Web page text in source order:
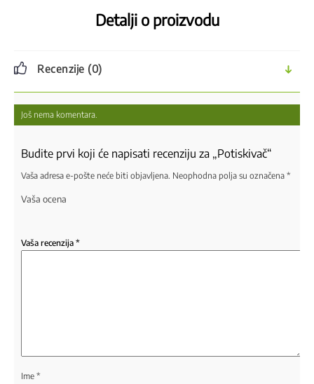
Detalji o proizvodu
Recenzije (0)
Još nema komentara.
Budite prvi koji će napisati recenziju za „Potiskivač“
Vaša adresa e-pošte neće biti objavljena. Neophodna polja su označena *
Vaša ocena
Vaša recenzija *
Ime *